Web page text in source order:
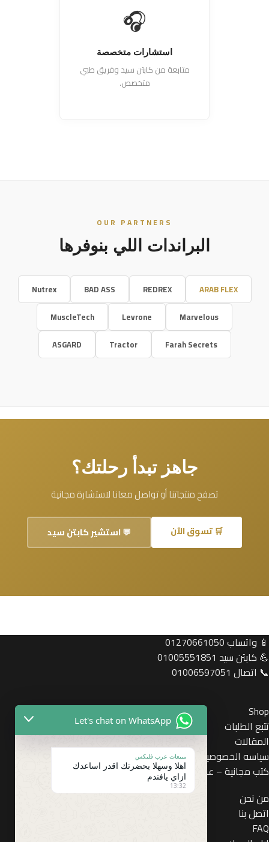
🎧
استشارات متخصصة
متابعة من كابتن سيد وفريق طبي
متخصص.
OUR PARTNERS
البراندات اللي بنوفرها
ARAB FLEX
REDREX
BAD ASS
Nutrex
Marvelous
Levrone
MuscleTech
Farah Secrets
Tractor
ASGARD
جاهز تبدأ رحلتك؟
تصفح منتجاتنا أو تواصل معانا لاستشارة مجانية
🛒 تسوق الآن 💬 استشير كابتن سيد
📱 واتساب 01270661050
💪 كابتن سيد 01005551851
📞 اتصال 01006597051
Shop
تتبع الطلبات
المقالات
سياسه الخصوصيه
كتب مجانية – عرب فليكس
من نحن
اتصل بنا
FAQ
Let's chat on WhatsApp
مبيعات عرب فليكس
اهلا وسهلا بحضرتك اقدر اساعدك
ازاي يافندم
13:32